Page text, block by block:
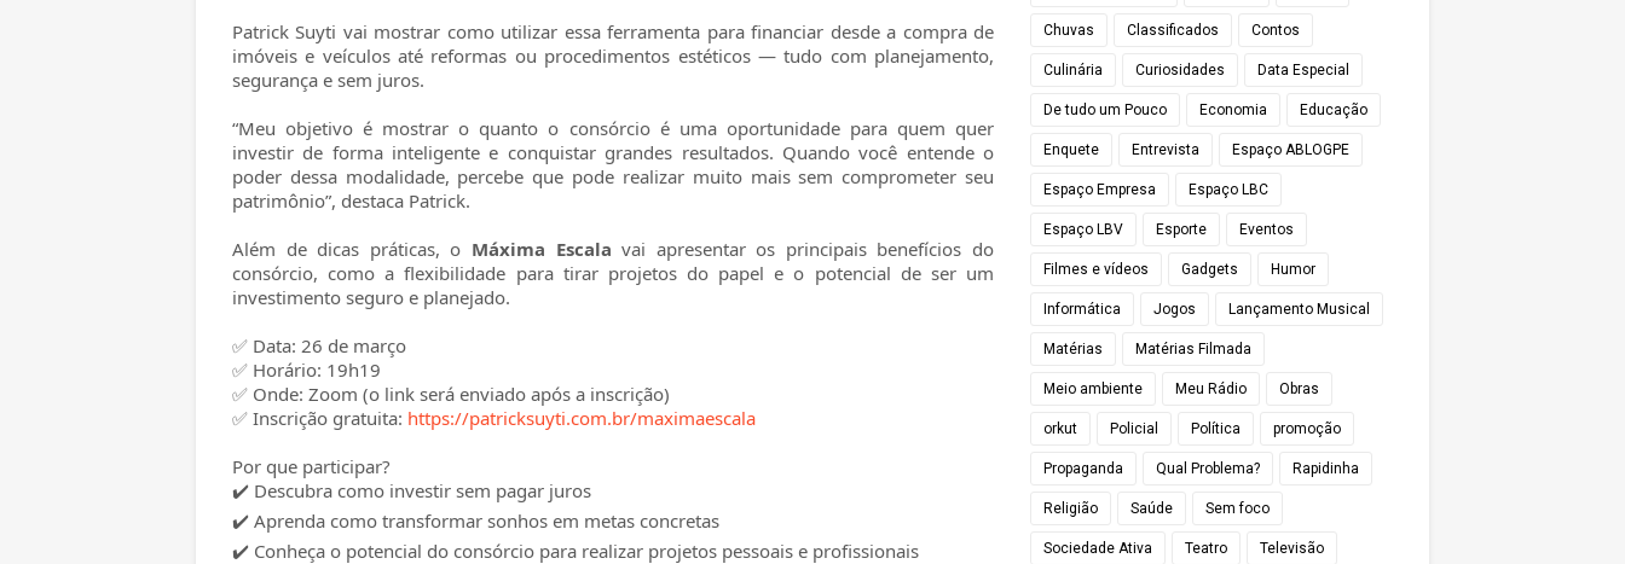
Patrick Suyti vai mostrar como utilizar essa ferramenta para financiar desde a compra de
imóveis e veículos até reformas ou procedimentos estéticos — tudo com planejamento,
segurança e sem juros.
“Meu objetivo é mostrar o quanto o consórcio é uma oportunidade para quem quer
investir de forma inteligente e conquistar grandes resultados. Quando você entende o
poder dessa modalidade, percebe que pode realizar muito mais sem comprometer seu
patrimônio”, destaca Patrick.
Além de dicas práticas, o Máxima Escala vai apresentar os principais benefícios do
consórcio, como a flexibilidade para tirar projetos do papel e o potencial de ser um
investimento seguro e planejado.
✅ Data: 26 de março
✅ Horário: 19h19
✅ Onde: Zoom (o link será enviado após a inscrição)
✅ Inscrição gratuita: https://patricksuyti.com.br/maximaescala
Por que participar?
✔️ Descubra como investir sem pagar juros
✔️ Aprenda como transformar sonhos em metas concretas
✔️ Conheça o potencial do consórcio para realizar projetos pessoais e profissionais
Chuvas Classificados Contos
Culinária Curiosidades Data Especial
De tudo um Pouco Economia Educação
Enquete Entrevista Espaço ABLOGPE
Espaço Empresa Espaço LBC
Espaço LBV Esporte Eventos
Filmes e vídeos Gadgets Humor
Informática Jogos Lançamento Musical
Matérias Matérias Filmada
Meio ambiente Meu Rádio Obras
orkut Policial Política promoção
Propaganda Qual Problema? Rapidinha
Religião Saúde Sem foco
Sociedade Ativa Teatro Televisão